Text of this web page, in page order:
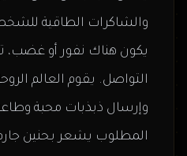
والشاكرات الطاقية
يكون هناك نفور أو غضب،
التواصل. يقوم العالم
وإرسال ذبذبات محبة
المطلوب يشعر بحنين